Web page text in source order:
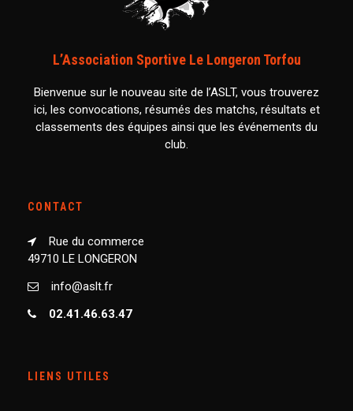
L’Association Sportive Le Longeron Torfou
Bienvenue sur le nouveau site de l’ASLT, vous trouverez
ici, les convocations, résumés des matchs, résultats et
classements des équipes ainsi que les événements du
club.
CONTACT
Rue du commerce
49710 LE LONGERON
info@aslt.fr
02.41.46.63.47
LIENS UTILES